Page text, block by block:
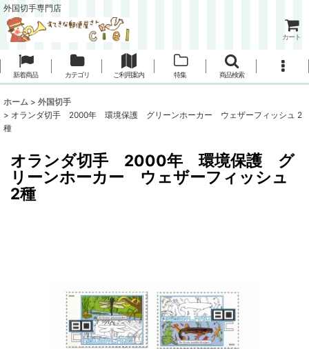
外国切手専門店
カート
新着商品 カテゴリ ご利用案内 特集 商品検索
ホーム > 外国切手
> オランダ切手 2000年 環境保護 グリーンホーカー ウェザーフィッシュ 2
種
オランダ切手 2000年 環境保護 グ
リーンホーカー ウェザーフィッシュ
2種